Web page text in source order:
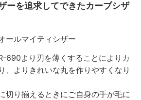
ーを追求してできたカーブシザ
ールマイティシザー
690より刃を薄くすることによりカ
、よりきれいな丸を作りやすくなり
切り揃えるときにご自身の手が毛に